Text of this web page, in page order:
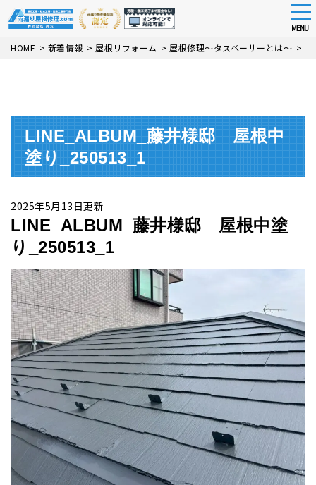
Skip
MENU
HOME > 新着情報 > 屋根リフォーム > 屋根修理～タスペーサーとは～ >
LINE_ALBUM_藤井様邸 屋根中
塗り_250513_1
2025年5月13日更新
LINE_ALBUM_藤井様邸 屋根中塗
り_250513_1